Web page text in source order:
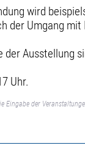
wird
der Umgang
der Ausstellung
Uhr.
Eingabe der